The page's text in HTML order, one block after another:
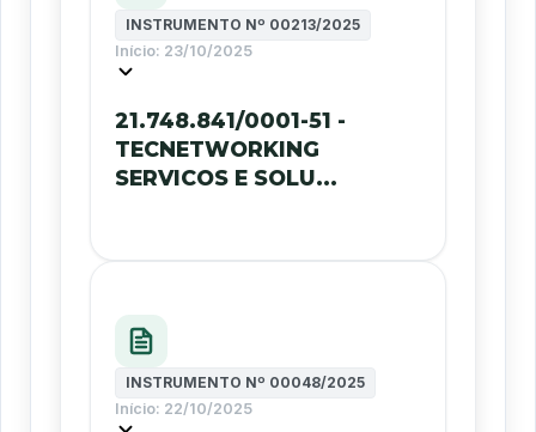
INSTRUMENTO Nº 00213/2025
Início: 23/10/2025
21.748.841/0001-51 -
TECNETWORKING
SERVICOS E SOLU...
INSTRUMENTO Nº 00048/2025
Início: 22/10/2025